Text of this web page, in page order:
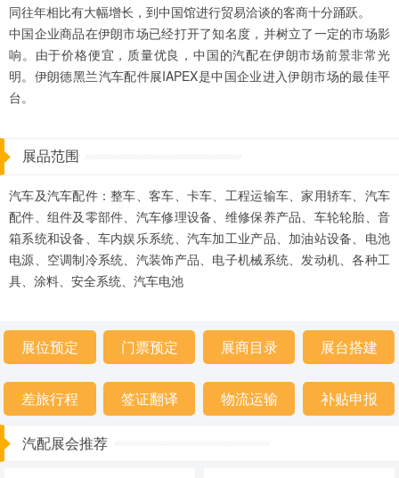
同往年相比有大幅增长，到中国馆进行贸易洽谈的客商十分踊跃。
中国企业商品在伊朗市场已经打开了知名度，并树立了一定的市场影
响。由于价格便宜，质量优良，中国的汽配在伊朗市场前景非常光
明。伊朗德黑兰汽车配件展IAPEX是中国企业进入伊朗市场的最佳平
台。
展品范围
汽车及汽车配件：整车、客车、卡车、工程运输车、家用轿车、汽车
配件、组件及零部件、汽车修理设备、维修保养产品、车轮轮胎、音
箱系统和设备、车内娱乐系统、汽车加工业产品、加油站设备、电池
电源、空调制冷系统、汽装饰产品、电子机械系统、发动机、各种工
具、涂料、安全系统、汽车电池
展位预定 门票预定 展商目录 展台搭建
差旅行程 签证翻译 物流运输 补贴申报
汽配展会推荐